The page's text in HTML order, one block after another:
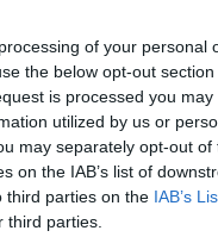
of your personal
the below opt-out section
is processed you may
utilized by us or
may separately opt-out of
on the IAB’s list of
third parties on the IAB’s
parties.